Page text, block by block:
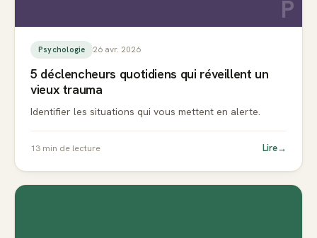
P
Psychologie 26 avr. 2026
5 déclencheurs quotidiens qui réveillent un
vieux trauma
Identifier les situations qui vous mettent en alerte.
13 min de lecture Lire→